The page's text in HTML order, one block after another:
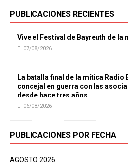
PUBLICACIONES RECIENTES
Vive el Festival de Bayreuth de la
07/08/2026
La batalla final de la mítica Radio
concejal en guerra con las
desde hace tres años
06/08/2026
PUBLICACIONES POR FECHA
AGOSTO 2026